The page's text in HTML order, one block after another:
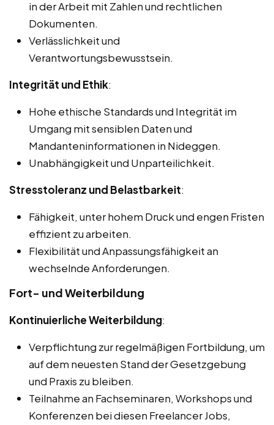
in der Arbeit mit Zahlen und rechtlichen
Dokumenten.
Verlässlichkeit und
Verantwortungsbewusstsein.
Integrität und Ethik:
Hohe ethische Standards und Integrität im
Umgang mit sensiblen Daten und
Mandanteninformationen in Nideggen.
Unabhängigkeit und Unparteilichkeit.
Stresstoleranz und Belastbarkeit:
Fähigkeit, unter hohem Druck und engen Fristen
effizient zu arbeiten.
Flexibilität und Anpassungsfähigkeit an
wechselnde Anforderungen.
Fort- und Weiterbildung
Kontinuierliche Weiterbildung:
Verpflichtung zur regelmäßigen Fortbildung, um
auf dem neuesten Stand der Gesetzgebung
und Praxis zu bleiben.
Teilnahme an Fachseminaren, Workshops und
Konferenzen bei diesen Freelancer Jobs,